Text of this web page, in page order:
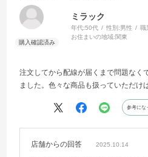
ミラック
年代:50代 性別:男性 職
お住まいの地域:関東
注文してから配線が届くまで問題なく
ました。色々な商品も扱っていただけ
参考にな
店舗からの回答 2025.10.14